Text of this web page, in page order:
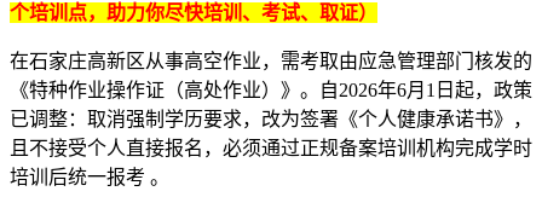
个培训点，助力你尽快培训、考试、取证）
在石家庄高新区从事高空作业，需考取由‌应急管理部门‌核发的
《特种作业操作证（高处作业）》。自2026年6月1日起，政策
已调整：‌取消强制学历要求‌，改为签署《个人健康承诺书》，
且‌不接受个人直接报名‌，必须通过正规备案培训机构完成学时
培训后统一报考 。‌‌